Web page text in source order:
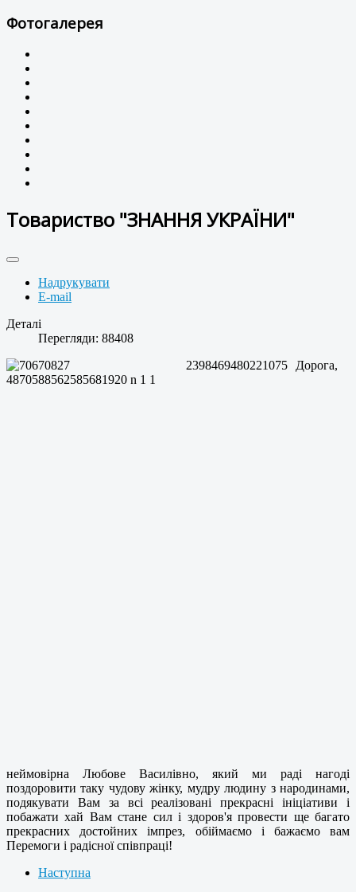
Фотогалерея
Товариство "ЗНАННЯ УКРАЇНИ"
Надрукувати
E-mail
Деталі
Перегляди: 88408
Дорога,
неймовірна Любове Василівно, який ми раді нагоді
поздоровити таку чудову жінку, мудру людину з народинами,
подякувати Вам за всі реалізовані прекрасні ініціативи і
побажати хай Вам стане сил і здоров'я провести ще багато
прекрасних достойних імпрез, обіймаємо і бажаємо вам
Перемоги і радісної співпраці!
Наступна